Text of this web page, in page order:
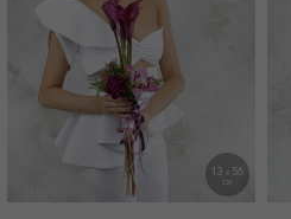
13 X 56
СМ